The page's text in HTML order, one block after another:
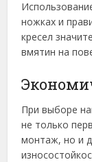
ножках и
кресел
вмятин на
При выборе
не только
монтаж, но и